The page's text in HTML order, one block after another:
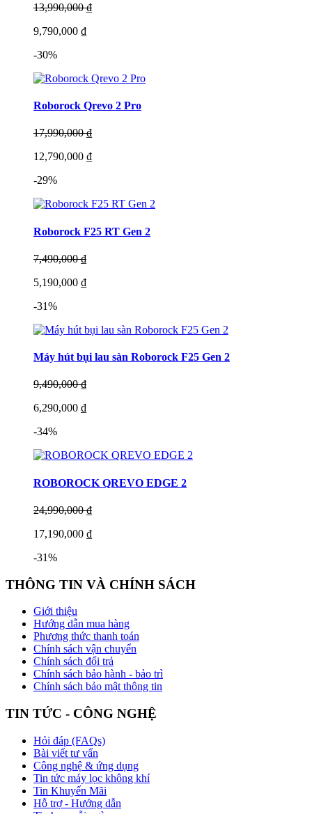
13,990,000 ₫
9,790,000 ₫
-30%
Roborock Qrevo 2 Pro
17,990,000 ₫
12,790,000 ₫
-29%
Roborock F25 RT Gen 2
7,490,000 ₫
5,190,000 ₫
-31%
Máy hút bụi lau sàn Roborock F25 Gen 2
9,490,000 ₫
6,290,000 ₫
-34%
ROBOROCK QREVO EDGE 2
24,990,000 ₫
17,190,000 ₫
-31%
THÔNG TIN VÀ CHÍNH SÁCH
Giới thiệu
Hướng dẫn mua hàng
Phương thức thanh toán
Chính sách vận chuyển
Chính sách đổi trả
Chính sách bảo hành - bảo trì
Chính sách bảo mật thông tin
TIN TỨC - CÔNG NGHỆ
Hỏi đáp (FAQs)
Bài viết tư vấn
Công nghệ & ứng dụng
Tin tức máy lọc không khí
Tin Khuyến Mãi
Hỗ trợ - Hướng dẫn